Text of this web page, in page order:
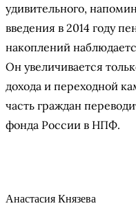
удивительного,
введения в 2014 году
накоплений
Он увеличивается
дохода и переходной
часть граждан
фонда России в НПФ.
Анастасия Князева